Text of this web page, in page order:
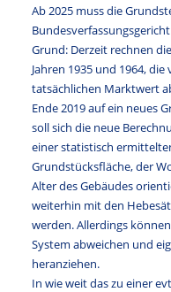
Ab 2025 muss die
Grund: Derzeit rechnen
Jahren 1935 und 1964,
tatsächlichen Marktwert
Ende 2019 auf ein neues
soll sich die neue
einer statistisch
Grundstücksfläche, der
Alter des Gebäudes
weiterhin mit den
werden. Allerdings
System abweichen und
heranziehen.
In wie weit das zu einer